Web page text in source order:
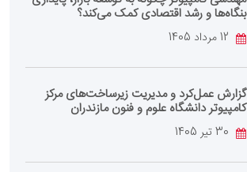
بنگاه‌ها و رشد اقتصادی کمک می‌کند؟
گزارش عمل‌کرد و مدیریت زیرساخت‌های مرکز
کامپیوتر دانشگاه علوم و فنون مازندران